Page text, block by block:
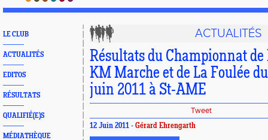
LE CLUB
ACTUALITÉS
EDITOS
RÉSULTATS
QUALIFIÉ(E)S
MÉDIATHÈQUE
ACTUALITÉS
Résultats du Championnat
KM Marche et de La Foulée
juin 2011 à St-AME
Tweet
12 Juin 2011 - Gérard Ehrengarth